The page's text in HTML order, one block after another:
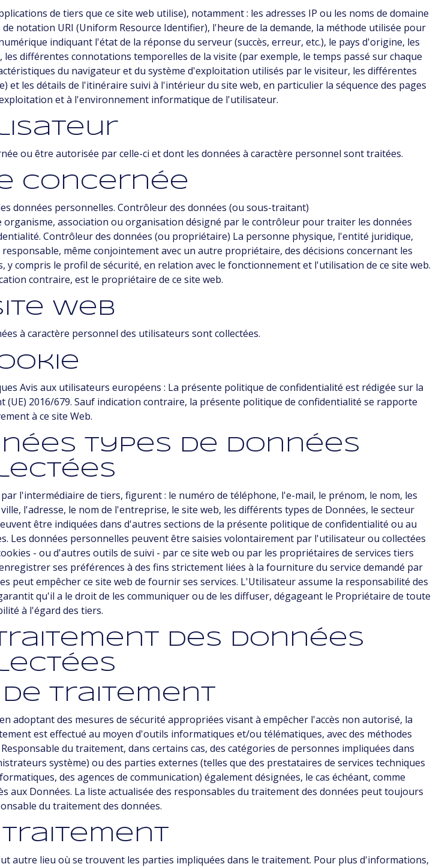
de tiers que ce site web utilise), notamment : les adresses IP ou les noms de domaine
notation URI (Uniform Resource Identifier), l'heure de la demande, la méthode utilisée pour
indiquant l'état de la réponse du serveur (succès, erreur, etc.), le pays d'origine, les
différentes connotations temporelles de la visite (par exemple, le temps passé sur chaque
du navigateur et du système d'exploitation utilisés par le visiteur, les différentes
les détails de l'itinéraire suivi à l'intérieur du site web, en particulier la séquence des pages
et à l'environnement informatique de l'utilisateur.
ou être autorisée par celle-ci et dont les données à caractère personnel sont traitées.
concernée
données personnelles. Contrôleur des données (ou sous-traitant)
association ou organisation désigné par le contrôleur pour traiter les données
Contrôleur des données (ou propriétaire) La personne physique, l'entité juridique,
même conjointement avec un autre propriétaire, des décisions concernant les
compris le profil de sécurité, en relation avec le fonctionnement et l'utilisation de ce site web.
contraire, est le propriétaire de ce site web.
web
à caractère personnel des utilisateurs sont collectées.
Avis aux utilisateurs européens : La présente politique de confidentialité est rédigée sur la
2016/679. Sauf indication contraire, la présente politique de confidentialité se rapporte
à ce site Web.
Types de données
l'intermédiaire de tiers, figurent : le numéro de téléphone, l'e-mail, le prénom, le nom, les
l'adresse, le nom de l'entreprise, le site web, les différents types de Données, le secteur
être indiquées dans d'autres sections de la présente politique de confidentialité ou au
Les données personnelles peuvent être saisies volontairement par l'utilisateur ou collectées
- ou d'autres outils de suivi - par ce site web ou par les propriétaires de services tiers
ses préférences à des fins strictement liées à la fourniture du service demandé par
empêcher ce site web de fournir ses services. L'Utilisateur assume la responsabilité des
qu'il a le droit de les communiquer ou de les diffuser, dégageant le Propriétaire de toute
à l'égard des tiers.
des données
traitement
adoptant des mesures de sécurité appropriées visant à empêcher l'accès non autorisé, la
est effectué au moyen d'outils informatiques et/ou télématiques, avec des méthodes
du traitement, dans certains cas, des catégories de personnes impliquées dans
système) ou des parties externes (telles que des prestataires de services techniques
des agences de communication) également désignées, le cas échéant, comme
Données. La liste actualisée des responsables du traitement des données peut toujours
du traitement des données.
traitement
autre lieu où se trouvent les parties impliquées dans le traitement. Pour plus d'informations,